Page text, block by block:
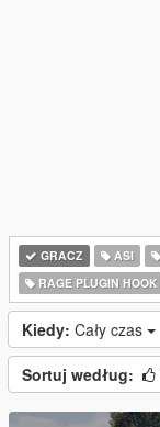
GRACZ ASI
RAGE PLUGIN HOOK
Kiedy: Cały czas
Sortuj według: